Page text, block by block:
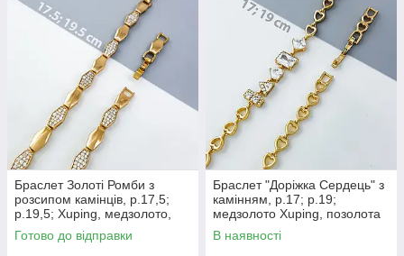
Браслет Золоті Ромби з
розсипом камінців, р.17,5;
р.19,5; Xuping, медзолото,
18К
Готово до відправки
Браслет "Доріжка Сердець" з
камінням, р.17; р.19;
медзолото Xuping, позолота
18К
В наявності